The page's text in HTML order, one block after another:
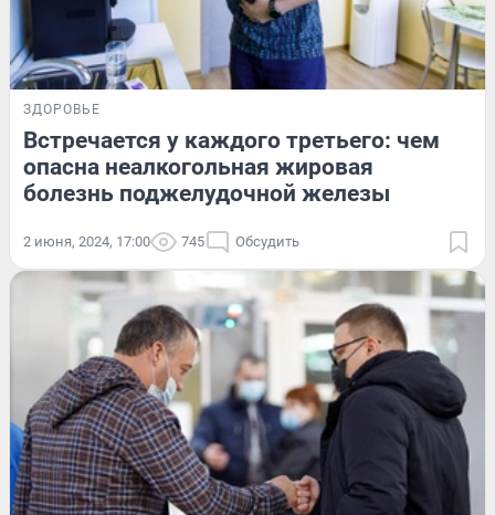
ЗДОРОВЬЕ
Встречается у каждого третьего: чем
опасна неалкогольная жировая
болезнь поджелудочной железы
2 июня, 2024, 17:00 745 Обсудить